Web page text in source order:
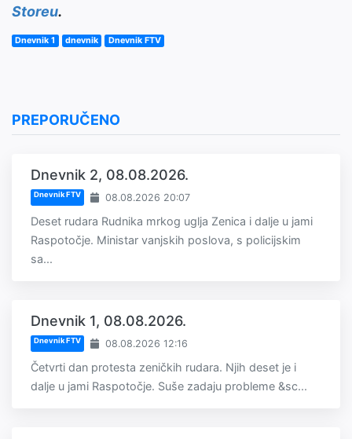
Storeu.
Dnevnik 1 dnevnik Dnevnik FTV
PREPORUČENO
Dnevnik 2, 08.08.2026.
Dnevnik FTV 08.08.2026 20:07
Deset rudara Rudnika mrkog uglja Zenica i dalje u jami
Raspotočje. Ministar vanjskih poslova, s policijskim
sa...
Dnevnik 1, 08.08.2026.
Dnevnik FTV 08.08.2026 12:16
Četvrti dan protesta zeničkih rudara. Njih deset je i
dalje u jami Raspotočje. Suše zadaju probleme &sc...